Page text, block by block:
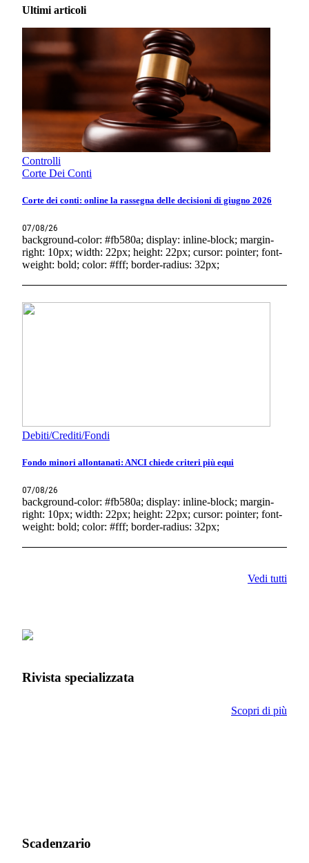
Ultimi articoli
Controlli
Corte Dei Conti
Corte dei conti: online la rassegna delle decisioni di giugno 2026
07/08/26
background-color: #fb580a; display: inline-block; margin-
right: 10px; width: 22px; height: 22px; cursor: pointer; font-
weight: bold; color: #fff; border-radius: 32px;
Debiti/Crediti/Fondi
Fondo minori allontanati: ANCI chiede criteri più equi
07/08/26
background-color: #fb580a; display: inline-block; margin-
right: 10px; width: 22px; height: 22px; cursor: pointer; font-
weight: bold; color: #fff; border-radius: 32px;
Vedi tutti
Rivista specializzata
Scopri di più
Scadenzario